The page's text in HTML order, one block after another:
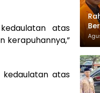
atas
kerapuhannya,”
kedaulatan atas